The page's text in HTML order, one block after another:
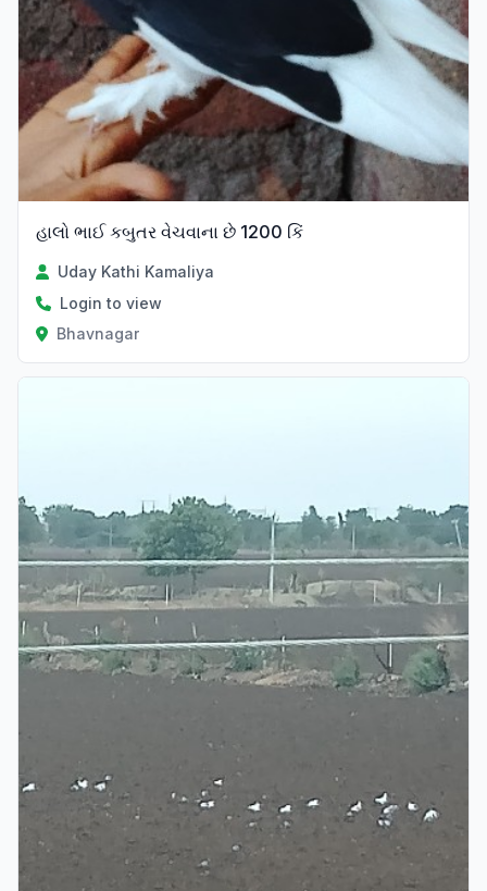
હાલો ભાઈ કબુતર વેચવાના છે 1200 કિં
Uday Kathi Kamaliya
Login to view
Bhavnagar